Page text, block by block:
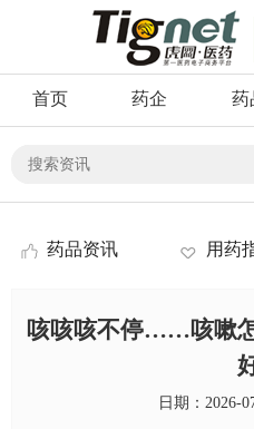
首页 药企 药
药品资讯 用药
咳咳咳不停……咳嗽
日期：2026-